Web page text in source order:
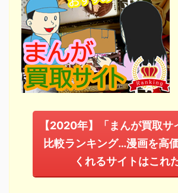
【2020年】「まんが買取サ
比較ランキング…漫画を高
くれるサイトはこれ